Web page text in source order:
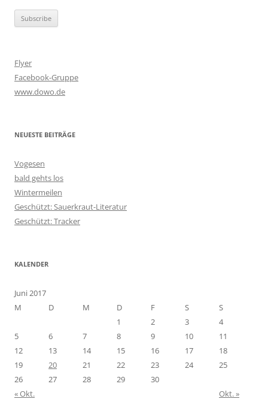
Flyer
Facebook-Gruppe
www.dowo.de
NEUESTE BEITRÄGE
Vogesen
bald gehts los
Wintermeilen
Geschützt: Sauerkraut-Literatur
Geschützt: Tracker
KALENDER
Juni 2017
M
D M D F S
S
1
2 3
4
5
6 7 8 9 10
11
12
13 14 15 16 17
18
19
20 21 22 23 24
25
26
27 28 29
30
« Okt.
Okt. »